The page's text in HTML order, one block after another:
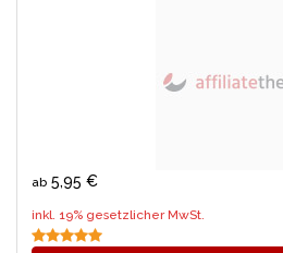
ab 5,95 €
inkl. 19% gesetzlicher MwSt.